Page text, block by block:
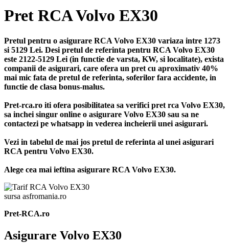
Pret RCA Volvo EX30
Pretul pentru o asigurare RCA Volvo EX30 variaza intre 1273
si 5129 Lei. Desi pretul de referinta pentru RCA Volvo EX30
este 2122-5129 Lei (in functie de varsta, KW, si localitate), exista
companii de asigurari, care ofera un pret cu aproximativ 40%
mai mic fata de pretul de referinta, soferilor fara accidente, in
functie de clasa bonus-malus.
Pret-rca.ro iti ofera posibilitatea sa verifici pret rca Volvo EX30,
sa inchei singur online o asigurare Volvo EX30 sau sa ne
contactezi pe whatsapp in vederea incheierii unei asigurari.
Vezi in tabelul de mai jos pretul de referinta al unei asigurari
RCA pentru Volvo EX30.
Alege cea mai ieftina asigurare RCA Volvo EX30.
sursa asfromania.ro
Pret-RCA.ro
Asigurare Volvo EX30